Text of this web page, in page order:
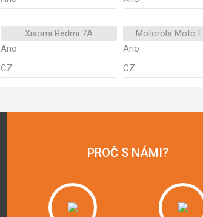
Xiaomi Redmi 7A
Motorola Moto
Ano
Ano
CZ CZ
PROČ S NÁMI?